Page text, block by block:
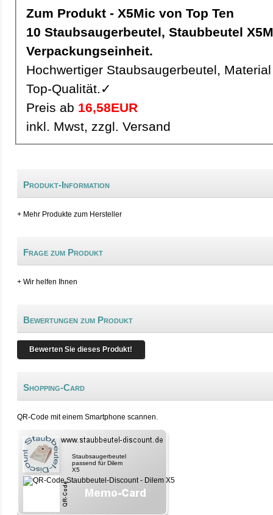
Zum Produkt - X5Mic von Top Ten
10 Staubsaugerbeutel, Staubbeutel X5Mic pro
Verpackungseinheit.
Hochwertiger Staubsaugerbeutel,
Top-Qualität.✓
Preis ab 16,58EUR
inkl. Mwst, zzgl. Versand
Produkt-Information
+ Mehr Produkte zum Hersteller
Frage zum Produkt
+ Wir helfen Ihnen
Bewertungen zum Produkt
Bewerten Sie dieses Produkt!
Shopping-Card
QR-Code mit einem Smartphone scannen.
Staubsaugerbeutel
passend für Dilem
X5